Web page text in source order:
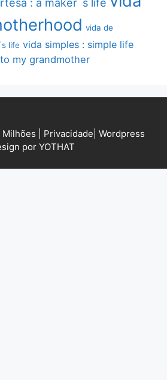
vida de
life vida simples : simple life
my grandmother
| Privacidade Wordpress
por YOTHAT